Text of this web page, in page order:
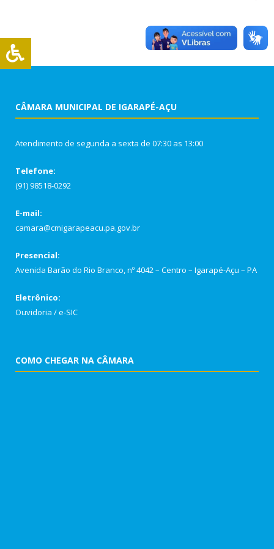
CÂMARA MUNICIPAL DE IGARAPÉ-AÇU
Atendimento de segunda a sexta de 07:30 as 13:00
Telefone:
(91) 98518-0292
E-mail:
camara@cmigarapeacu.pa.gov.br
Presencial:
Avenida Barão do Rio Branco, nº 4042 – Centro – Igarapé-Açu – PA
Eletrônico:
Ouvidoria /e-SIC
COMO CHEGAR NA CÂMARA